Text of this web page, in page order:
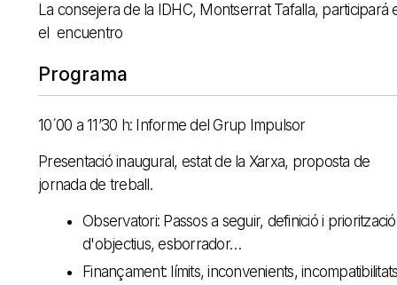
La consejera de la IDHC, Montserrat Tafalla, participará
el encuentro
Programa
10´00 a 11’30 h: Informe del Grup Impulsor
Presentació inaugural, estat de la Xarxa, proposta de
jornada de treball.
Observatori: Passos a seguir, definició i priorització
d'objectius, esborrador…
Finançament: límits, inconvenients,